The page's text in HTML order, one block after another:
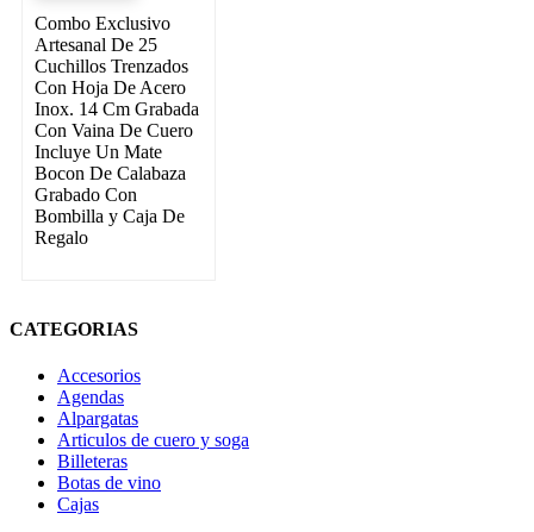
Combo Exclusivo
Artesanal De 25
Cuchillos Trenzados
Con Hoja De Acero
Inox. 14 Cm Grabada
Con Vaina De Cuero
Incluye Un Mate
Bocon De Calabaza
Grabado Con
Bombilla y Caja De
Regalo
CATEGORIAS
Accesorios
Agendas
Alpargatas
Articulos de cuero y soga
Billeteras
Botas de vino
Cajas